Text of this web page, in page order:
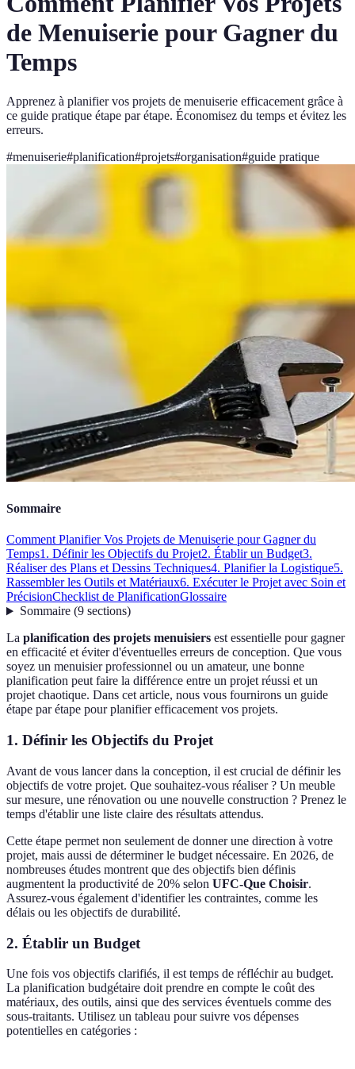
de Menuiserie pour Gagner du
Temps
Apprenez à planifier vos projets de menuiserie efficacement grâce à
ce guide pratique étape par étape. Économisez du temps et évitez les
erreurs.
#menuiserie#planification#projets#organisation#guide pratique
Sommaire
Comment Planifier Vos Projets de Menuiserie pour Gagner du
Temps1. Définir les Objectifs du Projet2. Établir un Budget3.
Réaliser des Plans et Dessins Techniques4. Planifier la Logistique5.
Rassembler les Outils et Matériaux6. Exécuter le Projet avec Soin et
PrécisionChecklist de PlanificationGlossaire
Sommaire(9 sections)
La planification des projets menuisiers est essentielle pour gagner
en efficacité et éviter d'éventuelles erreurs de conception. Que vous
soyez un menuisier professionnel ou un amateur, une bonne
planification peut faire la différence entre un projet réussi et un
projet chaotique. Dans cet article, nous vous fournirons un guide
étape par étape pour planifier efficacement vos projets.
1. Définir les Objectifs du Projet
Avant de vous lancer dans la conception, il est crucial de définir les
objectifs de votre projet. Que souhaitez-vous réaliser ? Un meuble
sur mesure, une rénovation ou une nouvelle construction ? Prenez le
temps d'établir une liste claire des résultats attendus.
Cette étape permet non seulement de donner une direction à votre
projet, mais aussi de déterminer le budget nécessaire. En 2026, de
nombreuses études montrent que des objectifs bien définis
augmentent la productivité de 20% selon UFC-Que Choisir.
Assurez-vous également d'identifier les contraintes, comme les
délais ou les objectifs de durabilité.
2. Établir un Budget
Une fois vos objectifs clarifiés, il est temps de réfléchir au budget.
La planification budgétaire doit prendre en compte le coût des
matériaux, des outils, ainsi que des services éventuels comme des
sous-traitants. Utilisez un tableau pour suivre vos dépenses
potentielles en catégories :